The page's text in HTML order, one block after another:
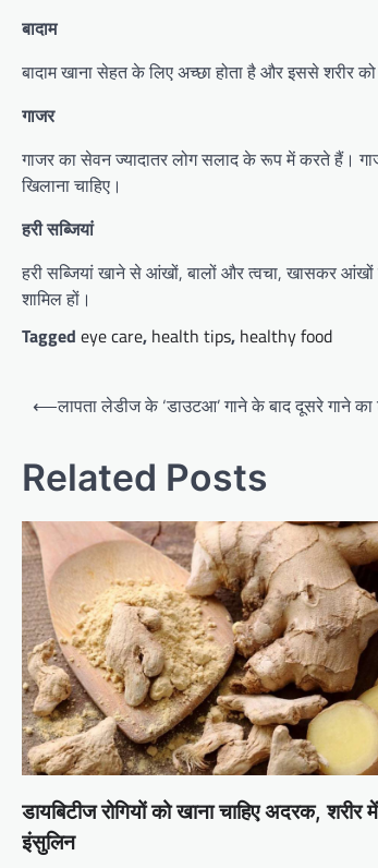
बादाम
बादाम खाना सेहत के लिए अच्छा होता है और इससे शरीर
गाजर
गाजर का सेवन ज्यादातर लोग सलाद के रूप में करते हैं।
खिलाना चाहिए।
हरी सब्जियां
हरी सब्जियां खाने से आंखों, बालों और त्वचा, खासकर
शामिल हों।
Tagged eye care, health tips, healthy food
Post
⟵लापता लेडीज के ‘डाउटआ’ गाने के बाद दूसरे गाने
Related Posts
डायबिटीज रोगियों को खाना चाहिए अदरक, शरीर
इंसुलिन